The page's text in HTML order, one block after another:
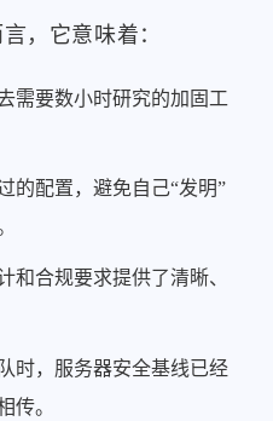
，它意味着：
需要数小时研究的加固工
的配置，避免自己“发明”
和合规要求提供了清晰、
时，服务器安全基线已经
传。